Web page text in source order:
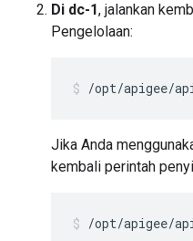
Di dc-1, jalankan
Pengelolaan:
/opt/apigee/
Jika Anda
kembali perintah
/opt/apigee/